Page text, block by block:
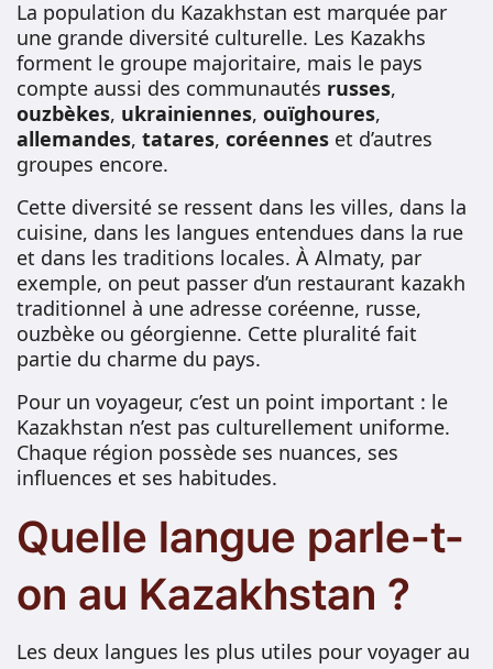
La population du Kazakhstan est marquée par
une grande diversité culturelle. Les Kazakhs
forment le groupe majoritaire, mais le pays
compte aussi des communautés russes,
ouzbèkes, ukrainiennes, ouïghoures,
allemandes, tatares, coréennes et d’autres
groupes encore.
Cette diversité se ressent dans les villes, dans la
cuisine, dans les langues entendues dans la rue
et dans les traditions locales. À Almaty, par
exemple, on peut passer d’un restaurant kazakh
traditionnel à une adresse coréenne, russe,
ouzbèke ou géorgienne. Cette pluralité fait
partie du charme du pays.
Pour un voyageur, c’est un point important : le
Kazakhstan n’est pas culturellement uniforme.
Chaque région possède ses nuances, ses
influences et ses habitudes.
Quelle langue parle-t-
on au Kazakhstan ?
Les deux langues les plus utiles pour voyager au